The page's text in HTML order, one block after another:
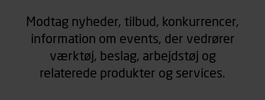
Modtag nyheder, tilbud, konkurrencer,
information om events, der vedrører
værktøj, beslag, arbejdstøj og
relaterede produkter og services.